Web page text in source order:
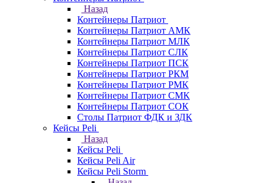
Назад
Контейнеры Патриот
Контейнеры Патриот АМК
Контейнеры Патриот МЛК
Контейнеры Патриот CЛК
Контейнеры Патриот ПСК
Контейнеры Патриот РКМ
Контейнеры Патриот РМК
Контейнеры Патриот СМК
Контейнеры Патриот СОК
Столы Патриот ФДК и ЗДК
Кейсы Peli
Назад
Кейсы Peli
Кейсы Peli Air
Кейсы Peli Storm